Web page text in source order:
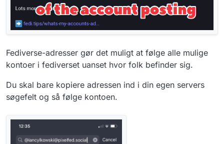
Fediverse-adresser gør det muligt at følge alle mulige
kontoer i fediverset uanset hvor folk befinder sig.
Du skal bare kopiere adressen ind i din egen servers
søgefelt og så følge kontoen.